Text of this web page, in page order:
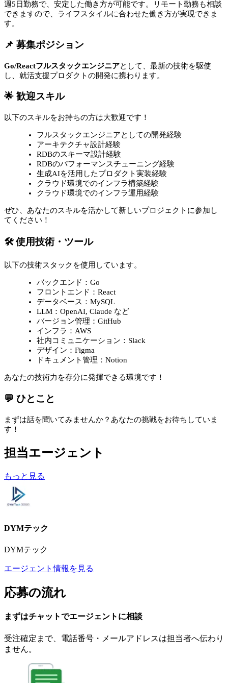
週5日勤務で、安定した働き方が可能です。リモート勤務も相談
できますので、ライフスタイルに合わせた働き方が実現できま
す。
📌 募集ポジション
Go/Reactフルスタックエンジニアとして、最新の技術を駆使
し、就活支援プロダクトの開発に携わります。
🌟 歓迎スキル
以下のスキルをお持ちの方は大歓迎です！
フルスタックエンジニアとしての開発経験
アーキテクチャ設計経験
RDBのスキーマ設計経験
RDBのパフォーマンスチューニング経験
生成AIを活用したプロダクト実装経験
クラウド環境でのインフラ構築経験
クラウド環境でのインフラ運用経験
ぜひ、あなたのスキルを活かして新しいプロジェクトに参加し
てください！
🛠 使用技術・ツール
以下の技術スタックを使用しています。
バックエンド：Go
フロントエンド：React
データベース：MySQL
LLM：OpenAI, Claude など
バージョン管理：GitHub
インフラ：AWS
社内コミュニケーション：Slack
デザイン：Figma
ドキュメント管理：Notion
あなたの技術力を存分に発揮できる環境です！
💬 ひとこと
まずは話を聞いてみませんか？あなたの挑戦をお待ちしていま
す！
担当エージェント
もっと見る
DYMテック
DYMテック
エージェント情報を見る
応募の流れ
まずはチャットでエージェント に相談
受注確定まで、 電話番号・メールアドレスは担当者へ伝わり
ません。